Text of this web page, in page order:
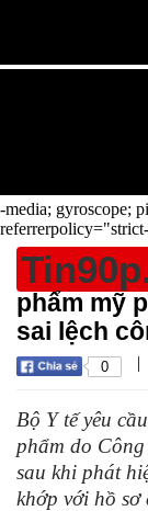
-media; gyroscope;
phẩm mỹ
sai lệch
0 |
Bộ Y tế yêu
phẩm do
sau khi phát
khớp với hồ sơ